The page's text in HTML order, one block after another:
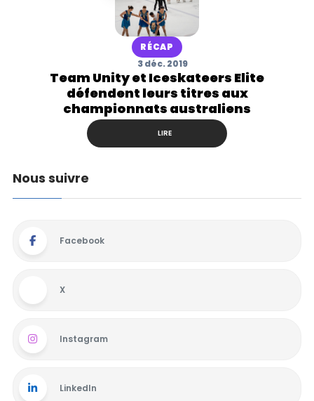
RÉCAP
3 déc. 2019
Team Unity et Iceskateers Elite
défendent leurs titres aux
championnats australiens
LIRE
Nous suivre
Facebook
X
Instagram
LinkedIn